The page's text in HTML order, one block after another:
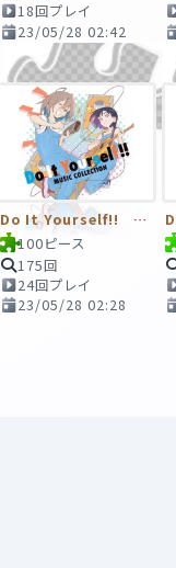
18回プレイ
23/05/28 02:42
Do It Yourself!! MUSIC COLLECTION
100ピース
175回
24回プレイ
23/05/28 02:28